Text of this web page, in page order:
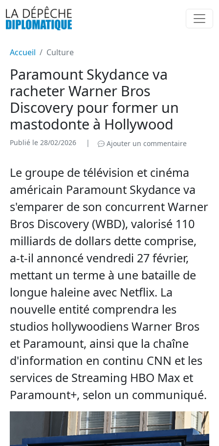
Accueil Culture
Paramount Skydance va
racheter Warner Bros
Discovery pour former un
mastodonte à Hollywood
Publié le 28/02/2026 | Ajouter un commentaire
Le groupe de télévision et cinéma
américain Paramount Skydance va
s'emparer de son concurrent Warner
Bros Discovery (WBD), valorisé 110
milliards de dollars dette comprise,
a-t-il annoncé vendredi 27 février,
mettant un terme à une bataille de
longue haleine avec Netflix. La
nouvelle entité comprendra les
studios hollywoodiens Warner Bros
et Paramount, ainsi que la chaîne
d'information en continu CNN et les
services de Streaming HBO Max et
Paramount+, selon un communiqué.